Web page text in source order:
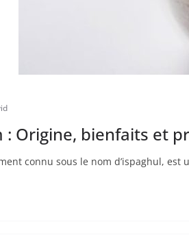
: Origine, bienfaits et
connu sous le nom d’ispaghul,